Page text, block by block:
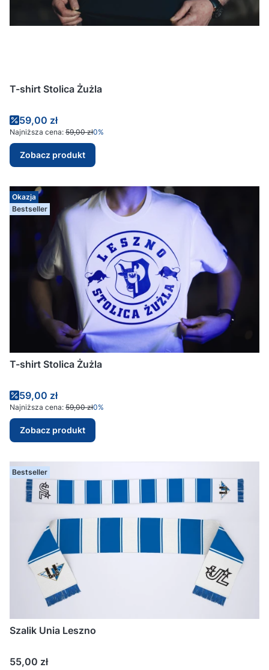
T-shirt Stolica Żużla
Cena promocyjna
59,00 zł
Najniższa cena: 59,00 zł0%
Zobacz produkt
Okazja
Bestseller
T-shirt Stolica Żużla
Cena promocyjna
59,00 zł
Najniższa cena: 59,00 zł0%
Zobacz produkt
Bestseller
Szalik Unia Leszno
Cena
55,00 zł